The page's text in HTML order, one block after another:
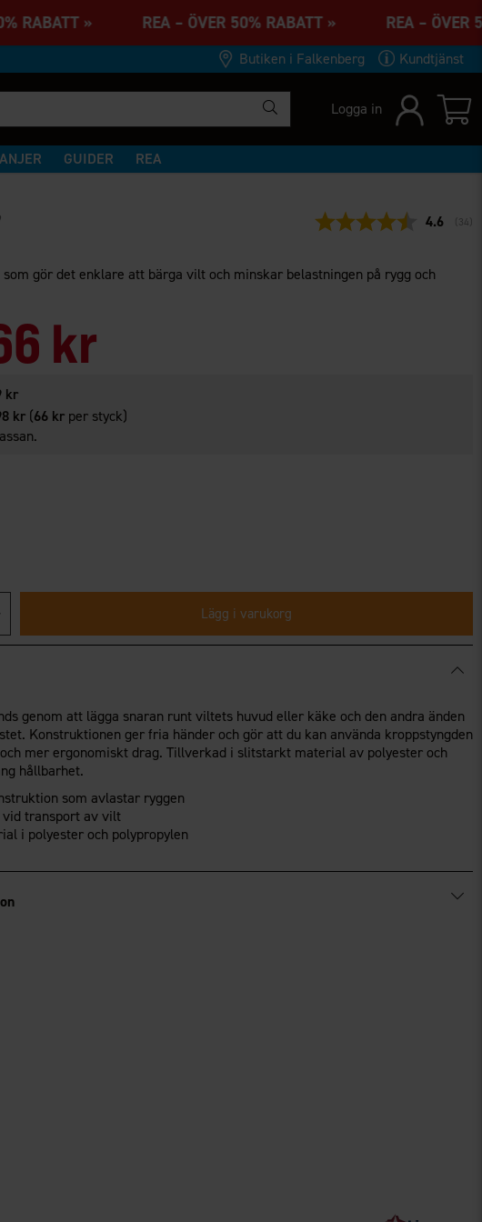
RABATT » REA – ÖVER 50% RABATT » REA –
Butiken i Falkenberg Kundtjänst
Logga in
GUIDER REA
4.6 ( 34
gör det enklare att bärga vilt och minskar belastningen på rygg och
kr
kr
kr (66 kr per styck)
Lägg i varukorg
genom att lägga snaran runt viltets huvud eller käke och den andra änden
Konstruktionen ger fria händer och gör att du kan använda kroppstyngden
mer ergonomiskt drag. Tillverkad i slitstarkt material av polyester och
hållbarhet.
som avlastar ryggen
transport av vilt
i polyester och polypropylen